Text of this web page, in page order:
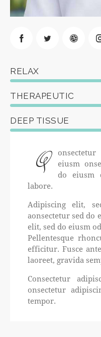
RELAX
THERAPEUTIC
DEEP TISSUE
Q
eiusm
do eiusm
labore.
Adipiscing elit,
aonsectetur sed do
elit, sed do eiusm
Pellentesque
efficitur. Fusce
laoreet, gravida
Consectetur
onsectetur
tempor.